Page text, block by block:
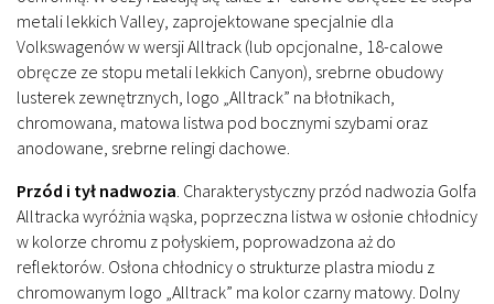
metali lekkich Valley, zaprojektowane specjalnie dla
Volkswagenów w wersji Alltrack (lub opcjonalne, 18-calowe
obręcze ze stopu metali lekkich Canyon), srebrne obudowy
lusterek zewnętrznych, logo „Alltrack” na błotnikach,
chromowana, matowa listwa pod bocznymi szybami oraz
anodowane, srebrne relingi dachowe.
Przód i tył nadwozia Charakterystyczny przód nadwozia Golfa
Alltracka wyróżnia wąska, poprzeczna listwa w osłonie chłodnicy
w kolorze chromu z połyskiem, poprowadzona aż do
reflektorów. Osłona chłodnicy o strukturze plastra miodu z
chromowanym logo „Alltrack” ma kolor czarny matowy. Dolny